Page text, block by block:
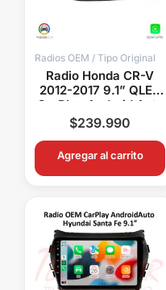
Radios OEM / Tipo Original
Radio Honda CR-V
2012-2017 9.1” QLED
CarPlay Android Auto
GPS Bluetooth
Android 15 OEM
$239.990
Agregar al carrito